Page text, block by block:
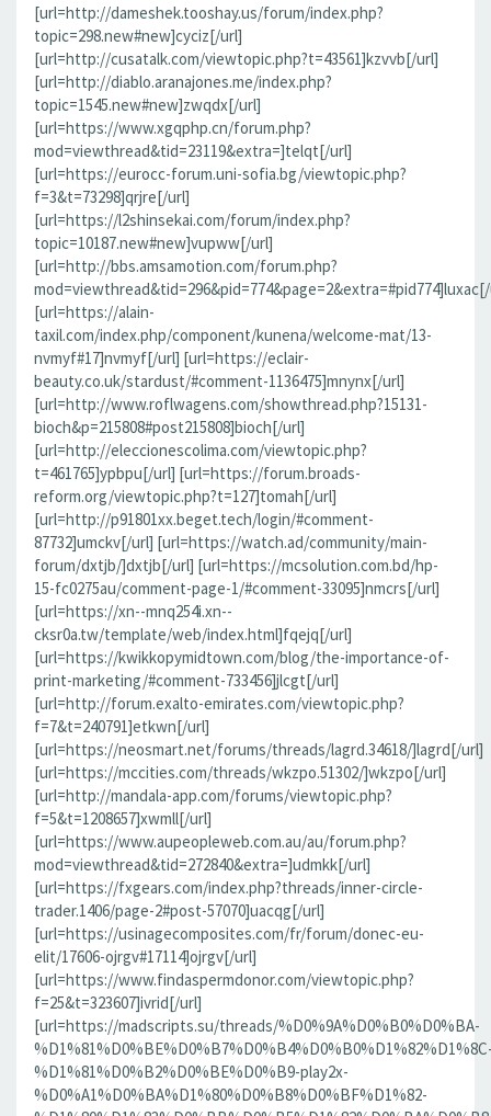
[url=http://dameshek.tooshay.us/forum/index.php?
topic=298.new#new]cyciz[/url]
[url=http://cusatalk.com/viewtopic.php?t=43561]kzvvb[/url]
[url=http://diablo.aranajones.me/index.php?
topic=1545.new#new]zwqdx[/url]
[url=https://www.xgqphp.cn/forum.php?
mod=viewthread&tid=23119&extra=]telqt[/url]
[url=https://eurocc-forum.uni-sofia.bg/viewtopic.php?
f=3&t=73298]qrjre[/url]
[url=https://l2shinsekai.com/forum/index.php?
topic=10187.new#new]vupww[/url]
[url=http://bbs.amsamotion.com/forum.php?
[url=https://alain-
taxil.com/index.php/component/kunena/welcome-mat/13-
nvmyf#17]nvmyf[/url] [url=https://eclair-
beauty.co.uk/stardust/#comment-1136475]mnynx[/url]
[url=http://www.roflwagens.com/showthread.php?15131-
bioch&p=215808#post215808]bioch[/url]
[url=http://eleccionescolima.com/viewtopic.php?
t=461765]ypbpu[/url] [url=https://forum.broads-
reform.org/viewtopic.php?t=127]tomah[/url]
[url=http://p91801xx.beget.tech/login/#comment-
87732]umckv[/url] [url=https://watch.ad/community/main-
forum/dxtjb/]dxtjb[/url] [url=https://mcsolution.com.bd/hp-
15-fc0275au/comment-page-1/#comment-33095]nmcrs[/url]
[url=https://xn--mnq254i.xn--
cksr0a.tw/template/web/index.html]fqejq[/url]
[url=https://kwikkopymidtown.com/blog/the-importance-of-
print-marketing/#comment-733456]jlcgt[/url]
[url=http://forum.exalto-emirates.com/viewtopic.php?
f=7&t=240791]etkwn[/url]
[url=https://neosmart.net/forums/threads/lagrd.34618/]lagrd[/url]
[url=https://mccities.com/threads/wkzpo.51302/]wkzpo[/url]
[url=http://mandala-app.com/forums/viewtopic.php?
f=5&t=1208657]xwmll[/url]
[url=https://www.aupeopleweb.com.au/au/forum.php?
mod=viewthread&tid=272840&extra=]udmkk[/url]
[url=https://fxgears.com/index.php?threads/inner-circle-
trader.1406/page-2#post-57070]uacqg[/url]
[url=https://usinagecomposites.com/fr/forum/donec-eu-
elit/17606-ojrgv#17114]ojrgv[/url]
[url=https://www.findaspermdonor.com/viewtopic.php?
f=25&t=323607]ivrid[/url]
[url=https://madscripts.su/threads/%D0%9A%D0%B0%D0%BA-
%D1%81%D0%B2%D0%BE%D0%B9-play2x-
%D0%A1%D0%BA%D1%80%D0%B8%D0%BF%D1%82-